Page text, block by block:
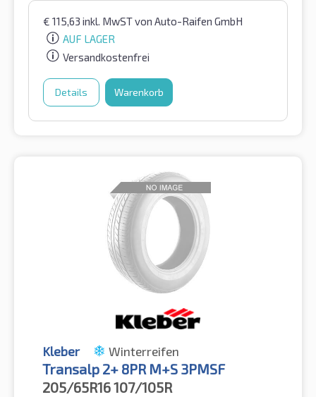
€ 115,63 inkl. MwSTvon Auto-Raifen GmbH
AUF LAGER
Versandkostenfrei
Details Warenkorb
Kleber Winterreifen
Transalp 2+ 8PR M+S 3PMSF
205/65R16107/105R